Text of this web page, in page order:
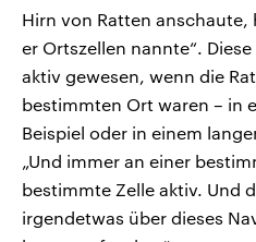
Hirn von Ratten anschaute,
er Ortszellen nannte“.
aktiv gewesen, wenn die
bestimmten Ort waren – in
Beispiel oder in einem
„Und immer an einer
bestimmte Zelle aktiv. Und
irgendetwas über dieses